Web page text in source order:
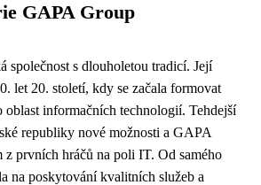
GAPA Group
společnost s dlouholetou tradicí. Její
let 20. století, kdy se začala formovat
oblast informačních technologií. Tehdejší
republiky nové možnosti a GAPA
z prvních hráčů na poli IT. Od samého
na poskytování kvalitních služeb a